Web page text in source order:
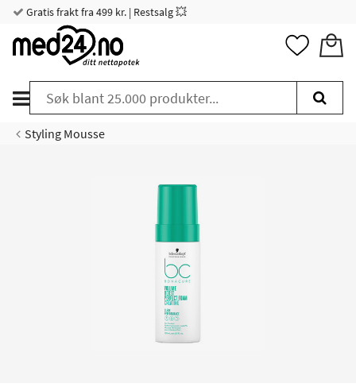
Gratis frakt fra 499 kr. | Restsalg 💥
Styling Mousse